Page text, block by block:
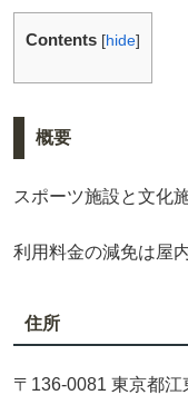
Contents [hide]
概要
スポーツ施設と文化
利用料金の減免は屋
住所
〒136-0081 東京都江